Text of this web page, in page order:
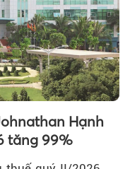
Hạnh
tăng 99%